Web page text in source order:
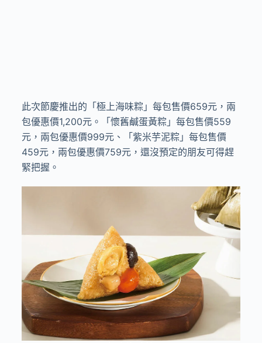
此次節慶推出的「極上海味粽」每包售價659元，兩
包優惠價1,200元。「懷舊鹹蛋黃粽」每包售價559
元，兩包優惠價999元、「紫米芋泥粽」每包售價
459元，兩包優惠價759元，還沒預定的朋友可得趕
緊把握。